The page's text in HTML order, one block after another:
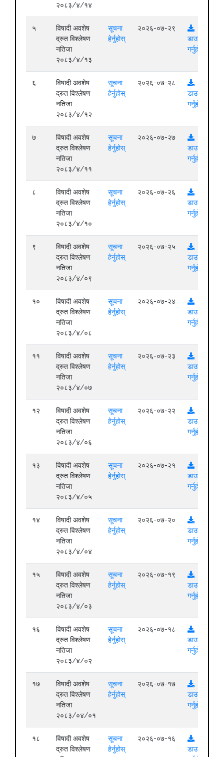
२०८३/४/१४
५
विषादी अवशेष
द्रुत विश्लेषण
नतिजा
२०८३/४/१३
सूचना
हेर्नुहोस्
२०२६-०७-२९
डाउनलोड
गर्नुहोस्
६
विषादी अवशेष
द्रुत विश्लेषण
नतिजा
२०८३/४/१२
सूचना
हेर्नुहोस्
२०२६-०७-२८
डाउनलोड
गर्नुहोस्
७
विषादी अवशेष
द्रुत विश्लेषण
नतिजा
२०८३/४/११
सूचना
हेर्नुहोस्
२०२६-०७-२७
डाउनलोड
गर्नुहोस्
८
विषादी अवशेष
द्रुत विश्लेषण
नतिजा
२०८३/४/१०
सूचना
हेर्नुहोस्
२०२६-०७-२६
डाउनलोड
गर्नुहोस्
९
विषादी अवशेष
द्रुत विश्लेषण
नतिजा
२०८३/४/०९
सूचना
हेर्नुहोस्
२०२६-०७-२५
डाउनलोड
गर्नुहोस्
१०
विषादी अवशेष
द्रुत विश्लेषण
नतिजा
२०८३/४/०८
सूचना
हेर्नुहोस्
२०२६-०७-२४
डाउनलोड
गर्नुहोस्
११
विषादी अवशेष
द्रुत विश्लेषण
नतिजा
२०८३/४/०७
सूचना
हेर्नुहोस्
२०२६-०७-२३
डाउनलोड
गर्नुहोस्
१२
विषादी अवशेष
द्रुत विश्लेषण
नतिजा
२०८३/४/०६
सूचना
हेर्नुहोस्
२०२६-०७-२२
डाउनलोड
गर्नुहोस्
१३
विषादी अवशेष
द्रुत विश्लेषण
नतिजा
२०८३/४/०५
सूचना
हेर्नुहोस्
२०२६-०७-२१
डाउनलोड
गर्नुहोस्
१४
विषादी अवशेष
द्रुत विश्लेषण
नतिजा
२०८३/४/०४
सूचना
हेर्नुहोस्
२०२६-०७-२०
डाउनलोड
गर्नुहोस्
१५
विषादी अवशेष
द्रुत विश्लेषण
नतिजा
२०८३/४/०३
सूचना
हेर्नुहोस्
२०२६-०७-१९
डाउनलोड
गर्नुहोस्
१६
विषादी अवशेष
द्रुत विश्लेषण
नतिजा
२०८३/४/०२
सूचना
हेर्नुहोस्
२०२६-०७-१८
डाउनलोड
गर्नुहोस्
१७
विषादी अवशेष
द्रुत विश्लेषण
नतिजा
२०८३/०४/०१
सूचना
हेर्नुहोस्
२०२६-०७-१७
डाउनलोड
गर्नुहोस्
१८
विषादी अवशेष
द्रुत विश्लेषण
सूचना
हेर्नुहोस्
२०२६-०७-१६
डाउनलोड